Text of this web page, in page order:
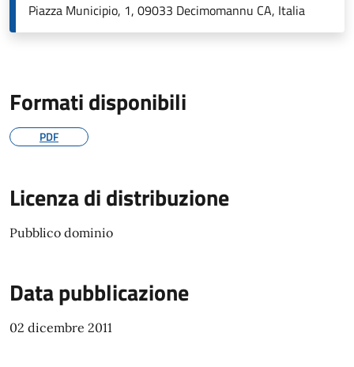
Piazza Municipio, 1, 09033 Decimomannu CA, Italia
Formati disponibili
PDF
Licenza di distribuzione
Pubblico dominio
Data pubblicazione
02 dicembre 2011